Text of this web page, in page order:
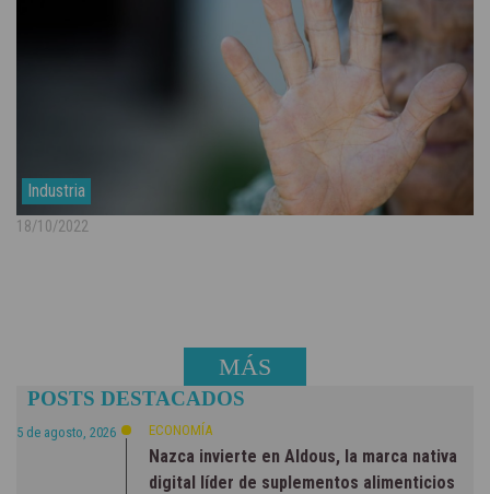
Industria
18/10/2022
MÁS
NOTICIAS
POSTS DESTACADOS
5 de agosto, 2026 ECONOMÍA
Nazca invierte en Aldous, la marca nativa
digital líder de suplementos alimenticios